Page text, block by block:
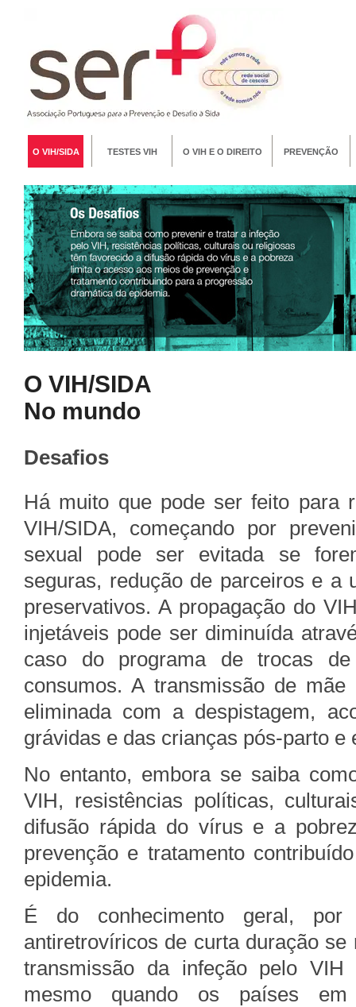
O VIH/SIDA TESTES VIH O VIH E O DIREITO PREVENÇÃO
O VIH/SIDA
No mundo
Desafios
Há muito que pode ser feito para
VIH/SIDA, começando por
sexual pode ser evitada se
seguras, redução de parceiros e a
preservativos. A propagação do
injetáveis pode ser diminuída
caso do programa de trocas
consumos. A transmissão de
eliminada com a despistagem,
grávidas e das crianças pós-parto e
No entanto, embora se saiba
VIH, resistências políticas,
difusão rápida do vírus e a
prevenção e tratamento
epidemia.
É do conhecimento geral, por
antiretrovíricos de curta duração
transmissão da infeção pelo
mesmo quando os países em